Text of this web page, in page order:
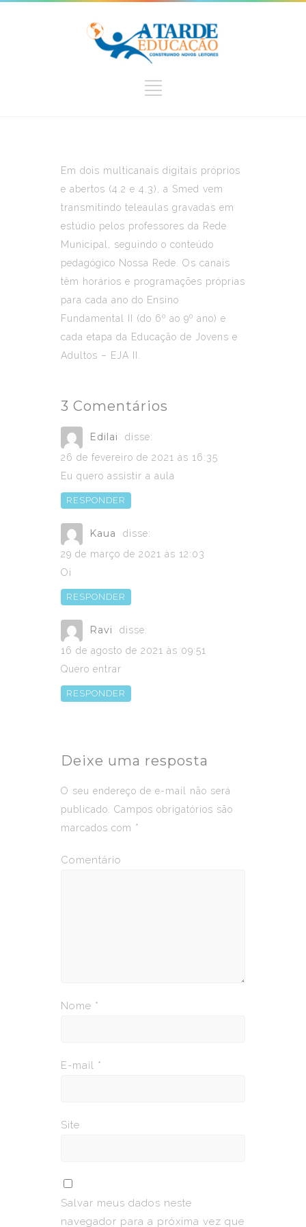
Em dois multicanais digitais próprios
e abertos (4.2 e 4.3), a Smed vem
transmitindo teleaulas gravadas em
estúdio pelos professores da Rede
Municipal, seguindo o conteúdo
pedagógico Nossa Rede. Os canais
têm horários e programações próprias
para cada ano do Ensino
Fundamental II (do 6º ao 9º ano) e
cada etapa da Educação de Jovens e
Adultos – EJA II.
3 Comentários
Edilai
disse:
26 de fevereiro de 2021 às 16:35
Eu quero assistir a aula
RESPONDER
Kaua
disse:
29 de março de 2021 às 12:03
Oi
RESPONDER
Ravi
disse:
16 de agosto de 2021 às 09:51
Quero entrar
RESPONDER
Deixe uma resposta
O seu endereço de e-mail não será
publicado.
Campos obrigatórios são
marcados com *
Comentário
Nome *
E-mail *
Site
Salvar meus dados neste
navegador para a próxima vez que